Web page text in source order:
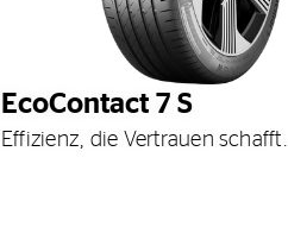
EcoContact 7 S
Effizienz, die Vertrauen schafft.